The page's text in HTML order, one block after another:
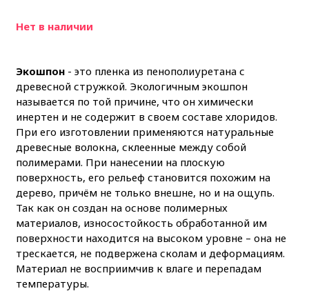
Нет в наличии
Экошпон- это пленка из пенополиуретана с
древесной стружкой. Экологичным экошпон
называется по той причине, что он химически
инертен и не содержит в своем составе хлоридов.
При его изготовлении применяются натуральные
древесные волокна, склеенные между собой
полимерами. При нанесении на плоскую
поверхность, его рельеф становится похожим на
дерево, причём не только внешне, но и на ощупь.
Так как он создан на основе полимерных
материалов, износостойкость обработанной им
поверхности находится на высоком уровне – она не
трескается, не подвержена сколам и деформациям.
Материал не восприимчив к влаге и перепадам
температуры.